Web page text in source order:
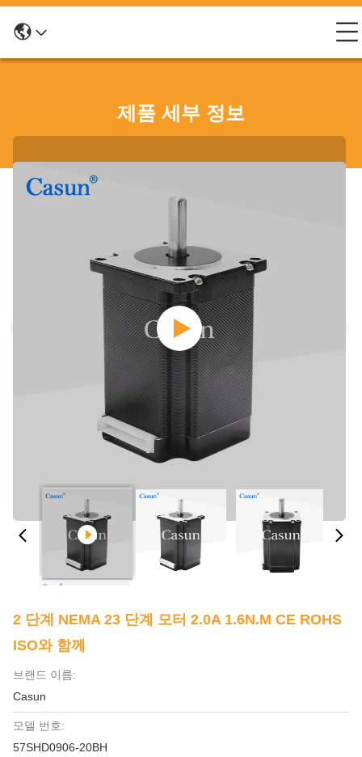
제품 세부 정보
2 단계 NEMA 23 단계 모터 2.0A 1.6N.m CE ROHS
ISO와 함께
브랜드 이름:
Casun
모델 번호:
57SHD0906-20BH